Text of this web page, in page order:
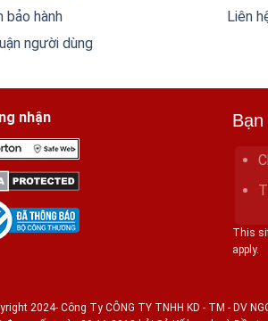
bảo hành
người dùng
Liên
nhận
This
apply.
2024- Công Ty CÔNG TY TNHH KD - TM - DV